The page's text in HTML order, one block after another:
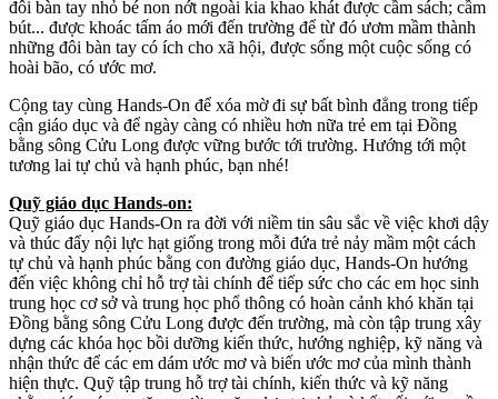
đôi bàn tay nhỏ bé non nớt ngoài kia khao khát được cầm sách; cầm
bút... được khoác tấm áo mới đến trường để từ đó ươm mầm thành
những đôi bàn tay có ích cho xã hội, được sống một cuộc sống có
hoài bão, có ước mơ.
Cộng tay cùng Hands-On để xóa mờ đi sự bất bình đẳng trong tiếp
cận giáo dục và để ngày càng có nhiều hơn nữa trẻ em tại Đồng
bằng sông Cửu Long được vững bước tới trường. Hướng tới một
tương lai tự chủ và hạnh phúc, bạn nhé!
Quỹ giáo dục Hands-on:
Quỹ giáo dục Hands-On ra đời với niềm tin sâu sắc về việc khơi dậy
và thúc đẩy nội lực hạt giống trong mỗi đứa trẻ nảy mầm một cách
tự chủ và hạnh phúc bằng con đường giáo dục, Hands-On hướng
đến việc không chỉ hỗ trợ tài chính để tiếp sức cho các em học sinh
trung học cơ sở và trung học phổ thông có hoàn cảnh khó khăn tại
Đồng bằng sông Cửu Long được đến trường, mà còn tập trung xây
dựng các khóa học bồi dưỡng kiến thức, hướng nghiệp, kỹ năng và
nhận thức để các em dám ước mơ và biến ước mơ của mình thành
hiện thực. Quỹ tập trung hỗ trợ tài chính, kiến thức và kỹ năng